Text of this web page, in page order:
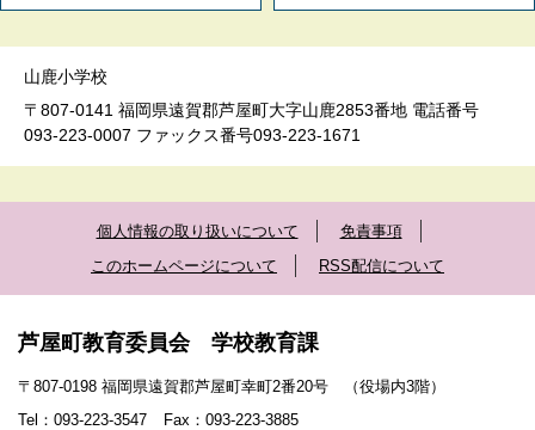
山鹿小学校
〒807-0141 福岡県遠賀郡芦屋町大字山鹿2853番地 電話番号
093-223-0007 ファックス番号093-223-1671
個人情報の取り扱いについて
免責事項
このホームページについて
RSS配信について
芦屋町教育委員会 学校教育課
〒807-0198 福岡県遠賀郡芦屋町幸町2番20号 （役場内3階）
Tel：093-223-3547
Fax：093-223-3885